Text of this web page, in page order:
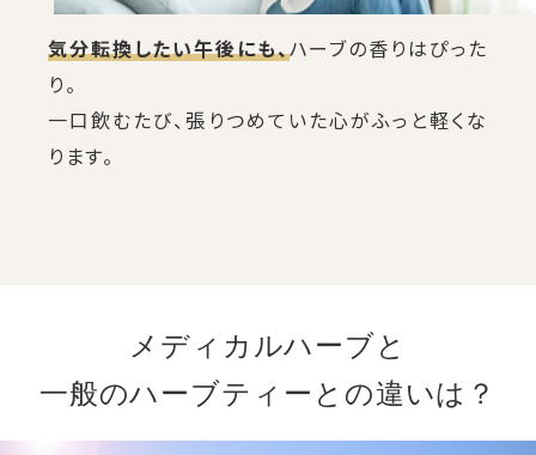
気分転換したい午後にも、ハーブの香りはぴった
り。
一口飲むたび、張りつめていた心がふっと軽くな
ります。
メディカルハーブと
一般のハーブティーとの違いは？